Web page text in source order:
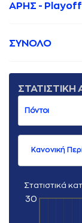
ΑΡΗΣ -
ΣΥΝΟΛΟ
ΣΤΑΤΙΣΤΙΚΗ
Κανονική
Στατιστικά
30